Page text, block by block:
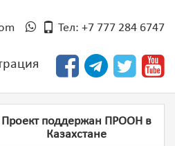
Тел: +7 777 284 6747
Проект поддержан ПРООН в
Казахстане